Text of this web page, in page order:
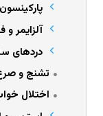
پارکینسون
آلزایمر و
دردهای
تشنج و
اختلال